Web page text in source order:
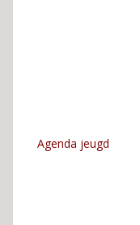
Agenda jeugd